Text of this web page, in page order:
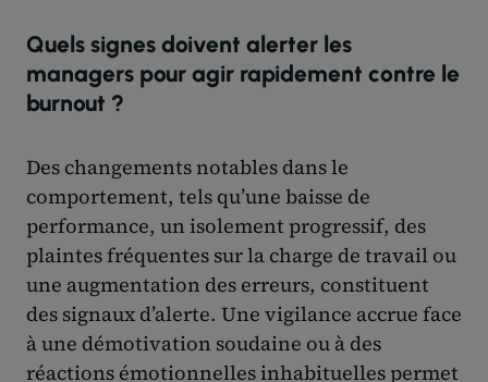
Quels signes doivent alerter les
managers pour agir rapidement contre le
burnout ?
Des changements notables dans le
comportement, tels qu’une baisse de
performance, un isolement progressif, des
plaintes fréquentes sur la charge de travail ou
une augmentation des erreurs, constituent
des signaux d’alerte. Une vigilance accrue face
à une démotivation soudaine ou à des
réactions émotionnelles inhabituelles permet